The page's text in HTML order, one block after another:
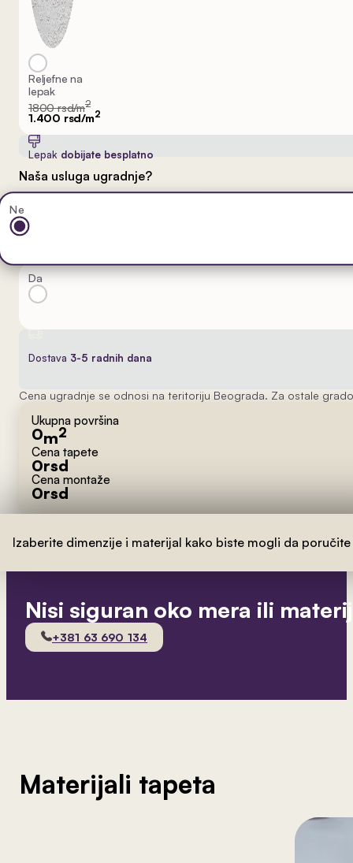
Reljefne na
lepak
1800 rsd/m2
1.400 rsd/m2
Lepak dobijate besplatno
Naša usluga ugradnje?
Ne
Da
Dostava 3-5 radnih dana
Cena ugradnje se odnosi na teritoriju Beograda. Za ostale
Ukupna površina
0m2
Cena tapete
0rsd
Cena montaže
0rsd
Izaberite dimenzije i materijal kako biste mogli da
Nisi siguran oko mera ili
+381 63 690 134
Materijali tapeta